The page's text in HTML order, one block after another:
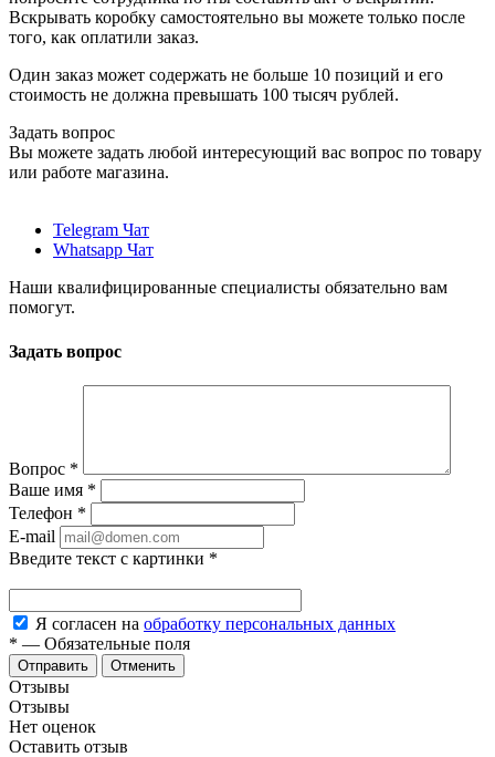
Вскрывать коробку самостоятельно вы можете только после
того, как оплатили заказ.
Один заказ может содержать не больше 10 позиций и его
стоимость не должна превышать 100 тысяч рублей.
Задать вопрос
Вы можете задать любой интересующий вас вопрос по товару
или работе магазина.
Telegram Чат
Whatsapp Чат
Наши квалифицированные специалисты обязательно вам
помогут.
Задать вопрос
Вопрос *
Ваше имя *
Телефон *
E-mail
Введите текст с картинки *
Я согласен на обработку персональных данных
* — Обязательные поля
Отменить
Отзывы
Отзывы
Нет оценок
Оставить отзыв